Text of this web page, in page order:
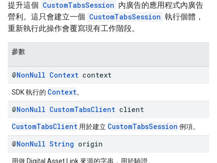
提升這個 CustomTabsSession 內廣告的應用程式內廣告
營利。這只會建立一個 CustomTabsSession 執行個體，
重新執行此操作會覆寫現有工作階段。
參數
@NonNull Context context
SDK 執行的 Context。
@NonNull CustomTabsClient client
CustomTabsClient 用於建立 CustomTabsSession 例項。
@NonNull String origin
用做 Digital Asset Link 來源的字串，用於驗證。